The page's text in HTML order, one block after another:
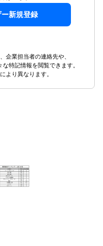
ー新規登録
企業担当者の連絡先や、
特記情報を閲覧できます。
より異なります。